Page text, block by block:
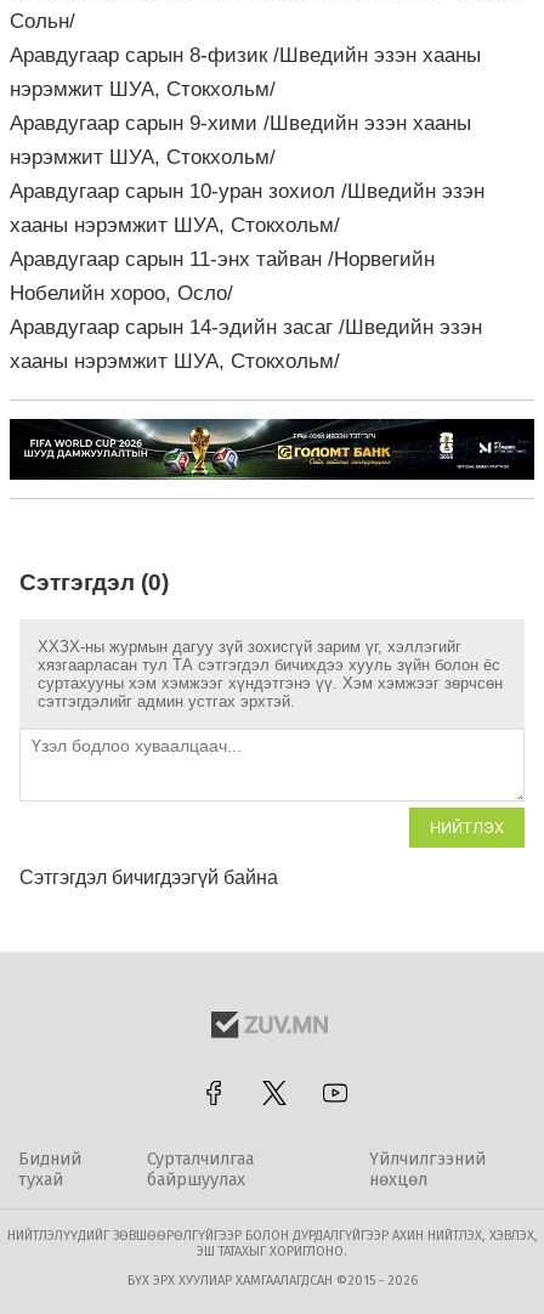
Сольн/
Аравдугаар сарын 8-физик /Шведийн эзэн хааны
нэрэмжит ШУА, Стокхольм/
Аравдугаар сарын 9-хими /Шведийн эзэн хааны
нэрэмжит ШУА, Стокхольм/
Аравдугаар сарын 10-уран зохиол /Шведийн эзэн
хааны нэрэмжит ШУА, Стокхольм/
Аравдугаар сарын 11-энх тайван /Норвегийн
Нобелийн хороо, Осло/
Аравдугаар сарын 14-эдийн засаг /Шведийн эзэн
хааны нэрэмжит ШУА, Стокхольм/
Сэтгэгдэл (0)
ХХЗХ-ны журмын дагуу зүй зохисгүй зарим үг, хэллэгийг
хязгаарласан тул ТА сэтгэгдэл бичихдээ хууль зүйн болон ёс
суртахууны хэм хэмжээг хүндэтгэнэ үү. Хэм хэмжээг зөрчсөн
сэтгэгдэлийг админ устгах эрхтэй.
НИЙТЛЭХ
Сэтгэгдэл бичигдээгүй байна
Бидний
тухай
Сурталчилгаа
байршуулах
Үйлчилгээний
нөхцөл
НИЙТЛЭЛҮҮДИЙГ ЗӨВШӨӨРӨЛГҮЙГЭЭР БОЛОН ДУРДАЛГҮЙГЭЭР АХИН НИЙТЛЭХ, ХЭВЛЭХ,
ЭШ ТАТАХЫГ ХОРИГЛОНО.
БҮХ ЭРХ ХУУЛИАР ХАМГААЛАГДСАН ©2015 - 2026